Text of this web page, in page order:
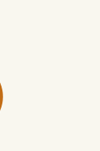
ise 2,5